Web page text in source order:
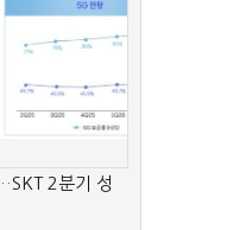
2분기 성